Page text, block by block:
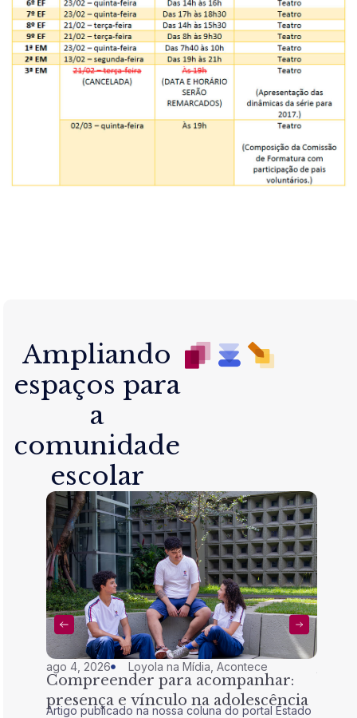
Ampliando
espaços para
a
comunidade
escolar
ago 4, 2026 Loyola na Mídia ,Acontece
Compreender para acompanhar:
presença e vínculo na adolescência
Artigo publicado na nossa coluna do portal Estado